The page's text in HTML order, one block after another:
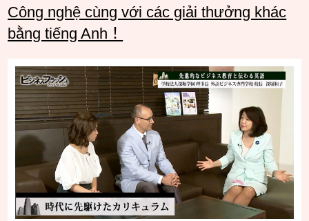
Công nghệ cùng với các giải thưởng khác
bằng tiếng Anh！